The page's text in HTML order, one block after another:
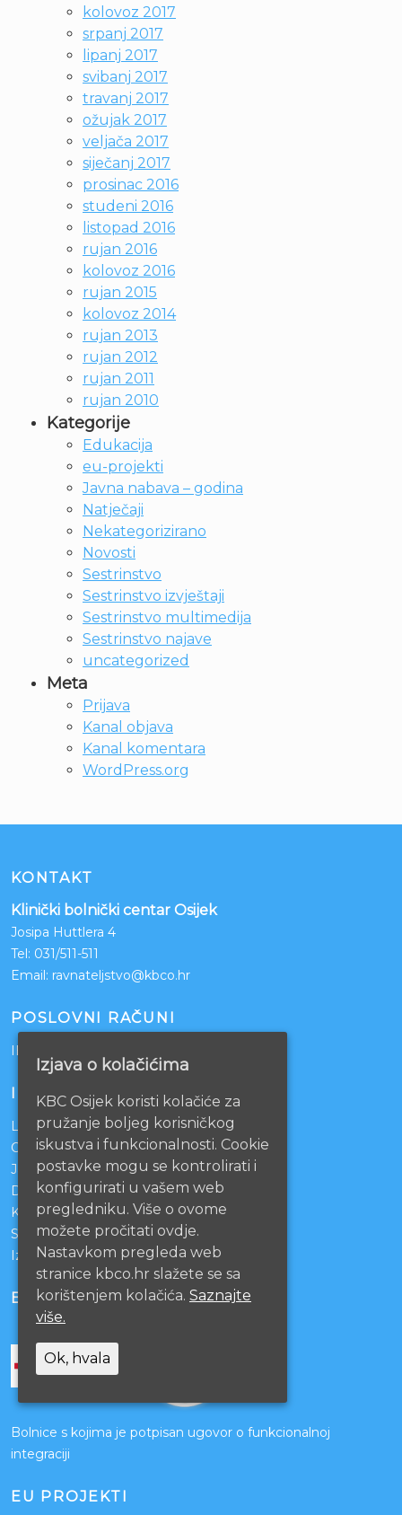
kolovoz 2017
srpanj 2017
lipanj 2017
svibanj 2017
travanj 2017
ožujak 2017
veljača 2017
siječanj 2017
prosinac 2016
studeni 2016
listopad 2016
rujan 2016
kolovoz 2016
rujan 2015
kolovoz 2014
rujan 2013
rujan 2012
rujan 2011
rujan 2010
Kategorije
Edukacija
eu-projekti
Javna nabava – godina
Natječaji
Nekategorizirano
Novosti
Sestrinstvo
Sestrinstvo izvještaji
Sestrinstvo multimedija
Sestrinstvo najave
uncategorized
Meta
Prijava
Kanal objava
Kanal komentara
WordPress.org
KONTAKT
Klinički bolnički centar Osijek
Josipa Huttlera 4
Tel: 031/511-511
Email: ravnateljstvo@kbco.hr
POSLOVNI RAČUNI
IBAN: HR1210010051863000160
INFORMACIJE
Lista čekanja
Centralno naručivanje pacijenata
Javna nabava
Darivanje krvi
KBCO Webmail
Sestrinstvo KBC Osijek
Izjava o pristupačnosti mrežnih stranica
BOLNICE PARTNERI
Bolnice s kojima je potpisan ugovor o funkcionalnoj
integraciji
EU PROJEKTI
Izjava o kolačićima
KBC Osijek koristi kolačiće za
pružanje boljeg korisničkog
iskustva i funkcionalnosti. Cookie
postavke mogu se kontrolirati i
konfigurirati u vašem web
pregledniku. Više o ovome
možete pročitati ovdje.
Nastavkom pregleda web
stranice kbco.hr slažete se sa
korištenjem kolačića. Saznajte
više.
Ok, hvala